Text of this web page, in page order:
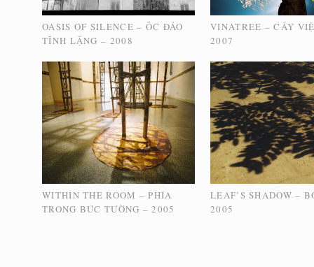
OASIS OF SILENCE – ỐC ĐẢO
TĨNH LẶNG – 2008
VINATREE – CÂY
2007
WITHIN THE ROOM – PHÍA
TRONG BỨC TƯỜNG – 2005
LEAF’S SHADOW –
2005